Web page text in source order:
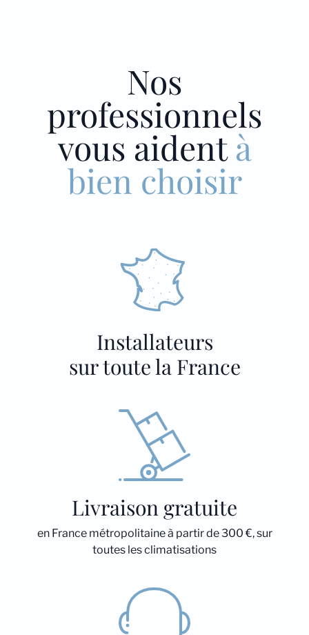
Nos
professionnels
vous aidentà
bien choisir
Installateurs
sur toute la France
Livraison gratuite
en France métropolitaine à partir de 300 €, sur
toutes les climatisations